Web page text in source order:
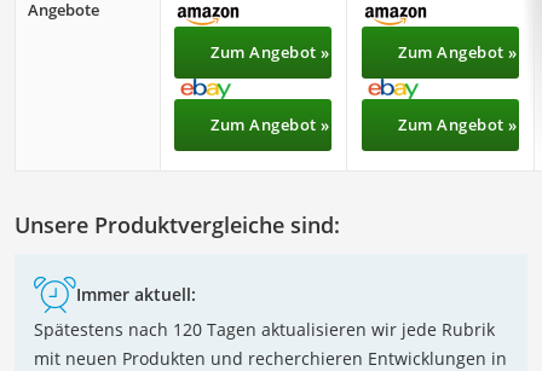
Angebote
Zum Angebot »
Zum Angebot »
Zum Angebot »
Zum Angebot »
Unsere Produktvergleiche sind:
Immer aktuell:
Spätestens nach 120 Tagen aktualisieren wir jede Rubrik
mit neuen Produkten und recherchieren Entwicklungen in